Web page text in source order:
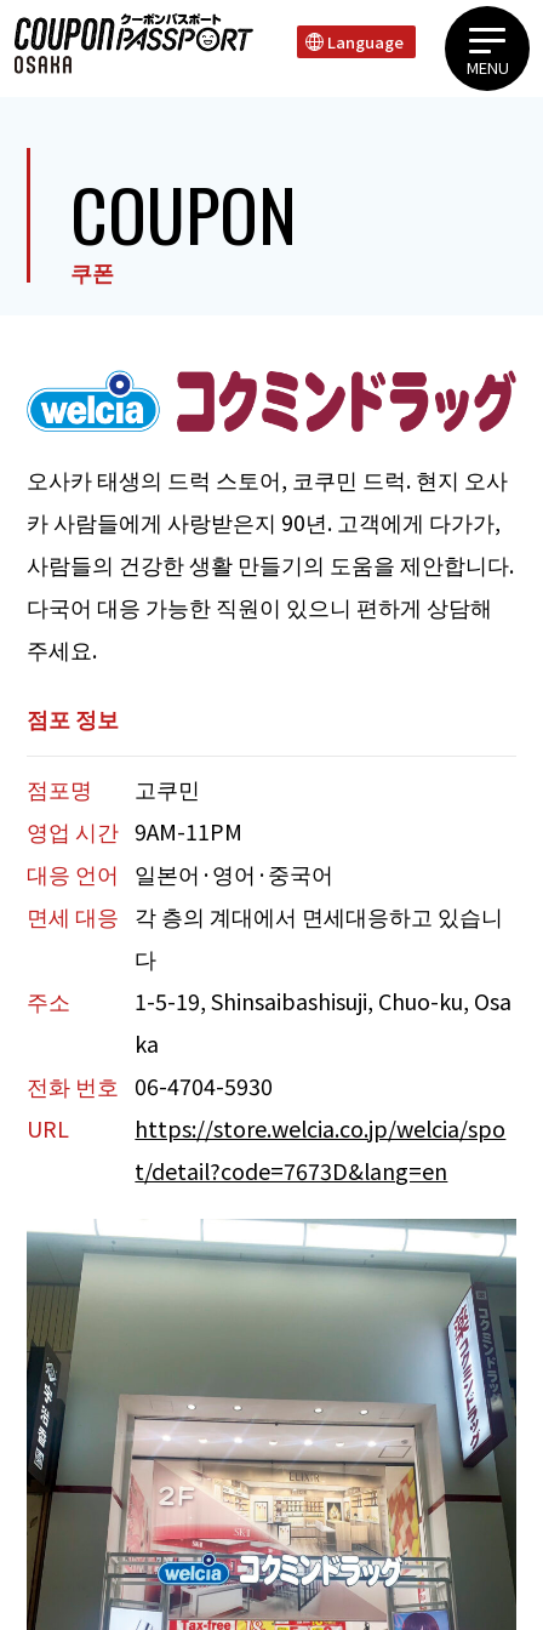
Language
MENU
COUPON
쿠폰
오사카 태생의 드럭 스토어, 코쿠민 드럭. 현지 오사
카 사람들에게 사랑받은지 90년. 고객에게 다가가,
사람들의 건강한 생활 만들기의 도움을 제안합니다.
다국어 대응 가능한 직원이 있으니 편하게 상담해
주세요.
점포 정보
점포명
고쿠민
영업 시간 9AM-11PM
대응 언어
일본어·영어·중국어
면세 대응 각 층의 계대에서 면세대응하고 있습니
다
주소
1-5-19, Shinsaibashisuji, Chuo-ku, Osa
ka
전화 번호 06-4704-5930
URL
https://store.welcia.co.jp/welcia/spo
t/detail?code=7673D&lang=en